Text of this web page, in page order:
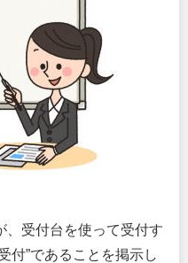
、受付台を使って受付す
付”であることを掲示し